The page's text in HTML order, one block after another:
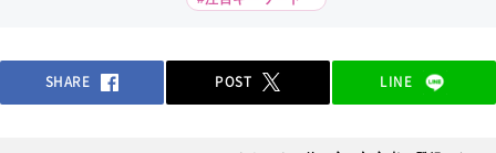
SHARE POST LINE